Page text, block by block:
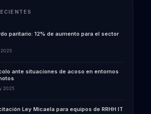
paritario: 12% de aumento para el sector
ante situaciones de acoso en entornos
2025
Ley Micaela para equipos de RRHH IT